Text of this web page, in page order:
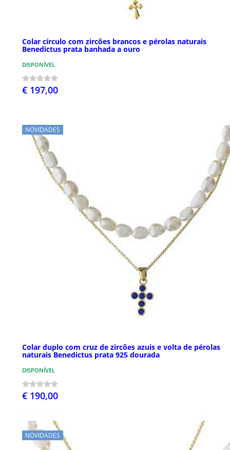
Colar círculo com zircões brancos e pérolas naturais
Benedictus prata banhada a ouro
DISPONÍVEL
€ 197,00
NOVIDADES
Colar duplo com cruz de zircões azuis e volta de pérolas
naturais Benedictus prata 925 dourada
DISPONÍVEL
€ 190,00
NOVIDADES